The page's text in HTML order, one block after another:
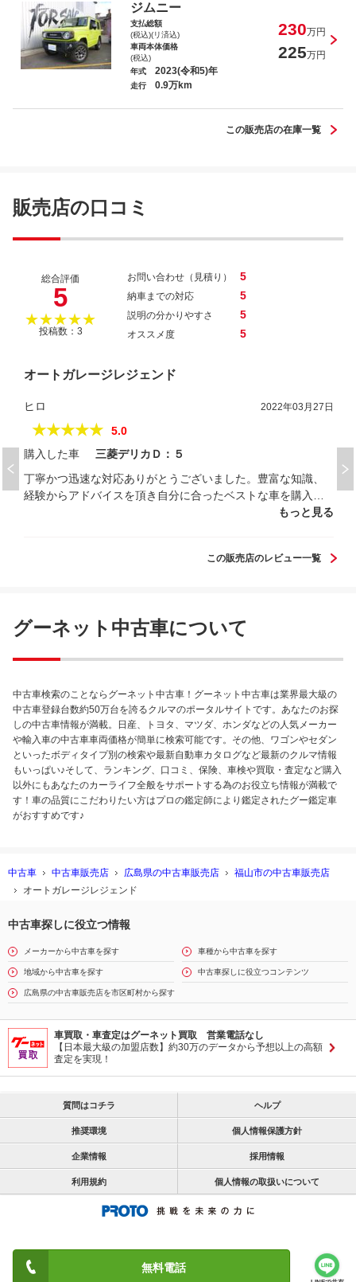
無料電話
ジムニー
支払総額
(税込)(リ済込)
230万円
車両本体価格
(税込)
225万円
年式 2023(令和5)年
走行 0.9万km
この販売店の在庫一覧
販売店の口コミ
総合評価
5
★★★★★
投稿数：3
お問い合わせ（見積り） 5
納車までの対応 5
説明の分かりやすさ 5
オススメ度 5
オートガレージレジェンド
ヒロ 2022年03月27日
★★★★★
5.0
購入した車
三菱デリカＤ：５
丁寧かつ迅速な対応ありがとうございました。豊富な知識、
経験からアドバイスを頂き自分に合ったベストな車を購入す
る事が出来ました。今後も引き続きお世話になりたいと思い
もっと見る
この販売店のレビュー一覧
グーネット中古車について
中古車検索のことならグーネット中古車！グーネット中古車は業界最大級の
中古車登録台数約50万台を誇るクルマのポータルサイトです。あなたのお探
しの中古車情報が満載。日産、トヨタ、マツダ、ホンダなどの人気メーカー
や輸入車の中古車車両価格が簡単に検索可能です。その他、ワゴンやセダン
といったボディタイプ別の検索や最新自動車カタログなど最新のクルマ情報
もいっぱい♪そして、ランキング、口コミ、保険、車検や買取・査定など購入
以外にもあなたのカーライフ全般をサポートする為のお役立ち情報が満載で
す！車の品質にこだわりたい方はプロの鑑定師により鑑定されたグー鑑定車
がおすすめです♪
中古車 中古車販売店 広島県の中古車販売店
福山市の中古車販売店
オートガレージレジェンド
中古車探しに役立つ情報
メーカーから中古車を探す 車種から中古車を探す
地域から中古車を探す 中古車探しに役立つコンテンツ
広島県の中古車販売店を市区町村から探す
車買取・車査定はグーネット買取 営業電話なし
【日本最大級の加盟店数】約30万のデータから予想以上の高額
査定を実現！
質問はコチラ ヘルプ
推奨環境 個人情報保護方針
企業情報 採用情報
利用規約 個人情報の取扱いについて